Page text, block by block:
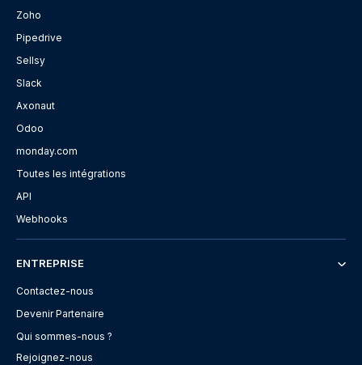
Zoho
Pipedrive
Sellsy
Slack
Axonaut
Odoo
monday.com
Toutes les intégrations
API
Webhooks
ENTREPRISE
Contactez-nous
Devenir Partenaire
Qui sommes-nous ?
Rejoignez-nous